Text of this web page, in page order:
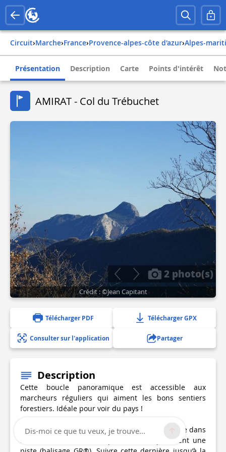
Circuit› Marche› france› provence-alpes-côte d'azur› alpes-
Présentation Description Carte Points d'intérêt
AMIRAT - Col du Trébuchet
2 photo(s)
Crédit : ©Jean Capitant
Télécharger PDF Télécharger GPX
Consulter sur l'application Partager
Description
Cette boucle panoramique est accessible aux
marcheurs réguliers qui aiment les bons sentiers
forestiers. Idéale pour voir du pays !
Du parking, rejoindre une petite route qui monte dans
le vallon de la Font, et qui devient rapidement une
Dis-moi ce que tu veux, je trouve...